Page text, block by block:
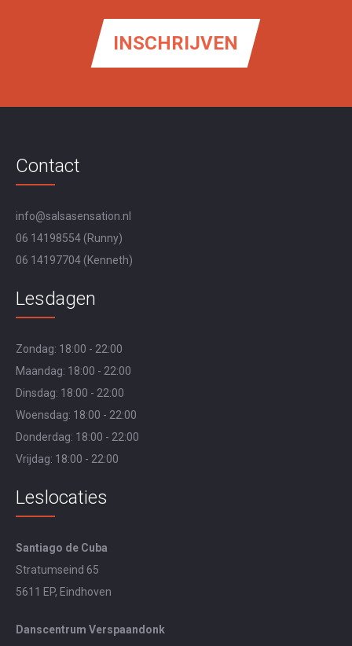
INSCHRIJVEN
Contact
info@salsasensation.nl
06 14198554 (Runny)
06 14197704 (Kenneth)
Lesdagen
Zondag: 18:00 - 22:00
Maandag: 18:00 - 22:00
Dinsdag: 18:00 - 22:00
Woensdag: 18:00 - 22:00
Donderdag: 18:00 - 22:00
Vrijdag: 18:00 - 22:00
Leslocaties
Santiago de Cuba
Stratumseind 65
5611 EP, Eindhoven
Danscentrum Verspaandonk